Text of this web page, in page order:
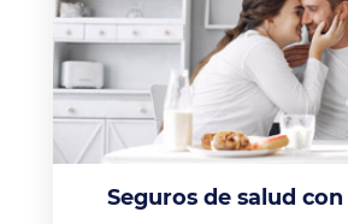
Seguros de salud